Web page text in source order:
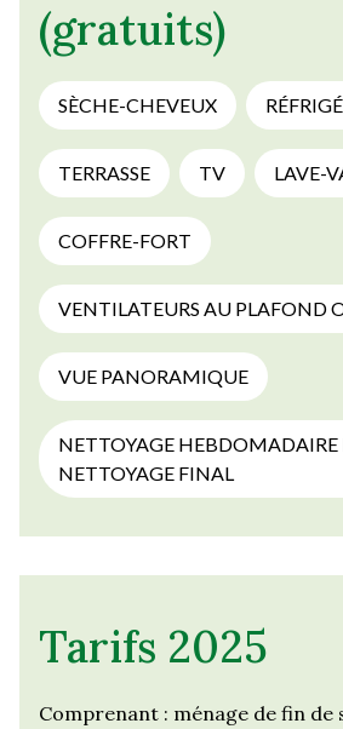
(gratuits)
SÈCHE-CHEVEUX
TERRASSE TV LAVE-
COFFRE-FORT
VENTILATEURS AU PLAFOND
VUE PANORAMIQUE
NETTOYAGE HEBDOMADAIRE
NETTOYAGE FINAL
Tarifs 2025
Comprenant : ménage de fin de